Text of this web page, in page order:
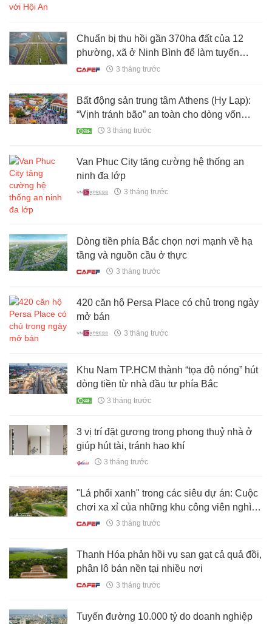
Chuẩn bị thu hồi gần 370ha đất của 12
phường, xã ở Ninh Bình để làm tuyến
đường dài 21km kết nối đô thị Hoa Lư -
3 tháng trước
Bất động sản trung tâm Athens (Hy Lạp):
“Vịnh tránh bão” an toàn cho dòng vốn
ngoại
3 tháng trước
Van Phuc City tăng cường hệ thống an
ninh đa lớp
3 tháng trước
Dòng tiền phía Bắc chọn nơi mạnh về hạ
tầng và nguồn cầu ở thực
3 tháng trước
420 căn hộ Persa Place có chủ trong ngày
mở bán
3 tháng trước
Khu Nam TP.HCM thành “tọa độ nóng” hút
dòng tiền từ nhà đầu tư phía Bắc
3 tháng trước
3 vị trí đặt gương trong phong thuỷ nhà ở
giúp hút tài, tránh hao khí
3 tháng trước
"Lá phổi xanh" trong các siêu dự án: Cuộc
chơi xa xỉ của những khu công viên nghìn
tỷ tại TP.HCM3 tháng trước
Thanh Hóa phản hồi vụ san gạt cả quả đồi,
phân lô bán nền tại nhiều nơi
3 tháng trước
Tuyến đường 10.000 tỷ do doanh nghiệp